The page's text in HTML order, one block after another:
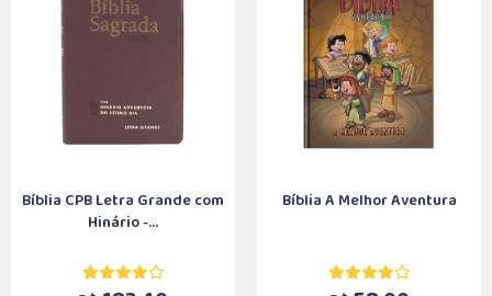
Bíblia CPB Letra Grande com
Hinário -...
Bíblia A Melhor Aventura